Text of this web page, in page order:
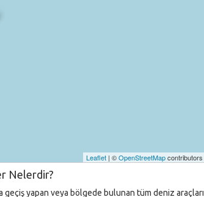
Leaflet | ©OpenStreetMapcontributors
Nelerdir?
yapan veya bölgede bulunan tüm deniz araçları